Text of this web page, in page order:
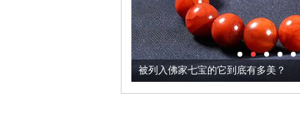
被列入佛家七宝的它到底有多美？